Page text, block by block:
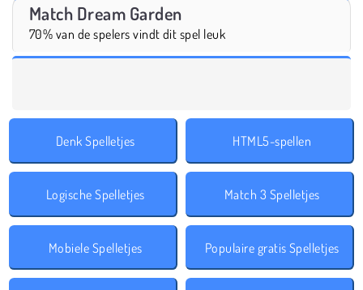
Match Dream Garden
70% van de spelers vindt dit spel leuk
Denk Spelletjes HTML5-spellen
Logische Spelletjes Match 3 Spelletjes
Mobiele Spelletjes Populaire gratis Spelletjes